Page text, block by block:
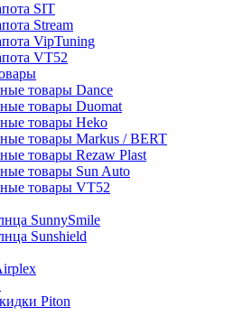
SIT
Stream
VipTuning
VT52
товары Dance
товары Duomat
товары Heko
товары Markus / BERT
товары Rezaw Plast
товары Sun Auto
товары VT52
SunnySmile
Sunshield
Piton